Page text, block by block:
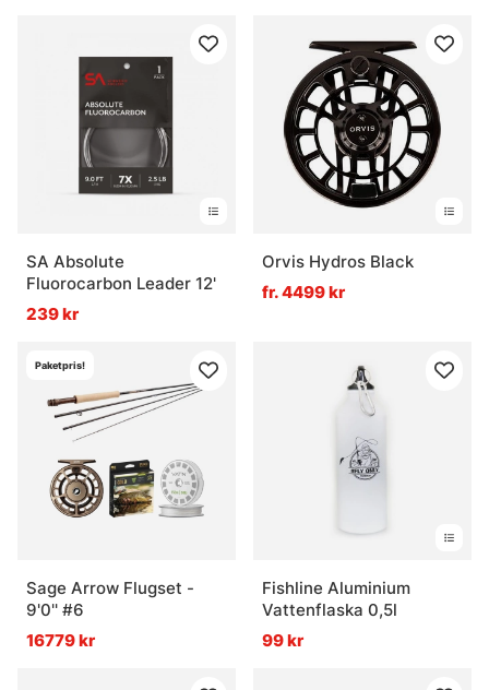
SA Absolute
Fluorocarbon Leader 12'
239 kr
Orvis Hydros Black
fr. 4499 kr
Paketpris!
Sage Arrow Flugset -
9'0'' #6
16779 kr
Fishline Aluminium
Vattenflaska 0,5l
99 kr